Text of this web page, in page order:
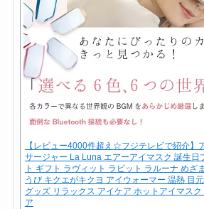
【レビュー4000件超え☆フジテレビで紹介】
サージャー La Luna エアーアイマスク 誕生日
ト ギフト ラヴィット ラビット ラルーナ めざ
うび キクエがキクヨ アイウォーマー 温熱 目
グッズ リラックス アイケア ホットアイマスク
ア